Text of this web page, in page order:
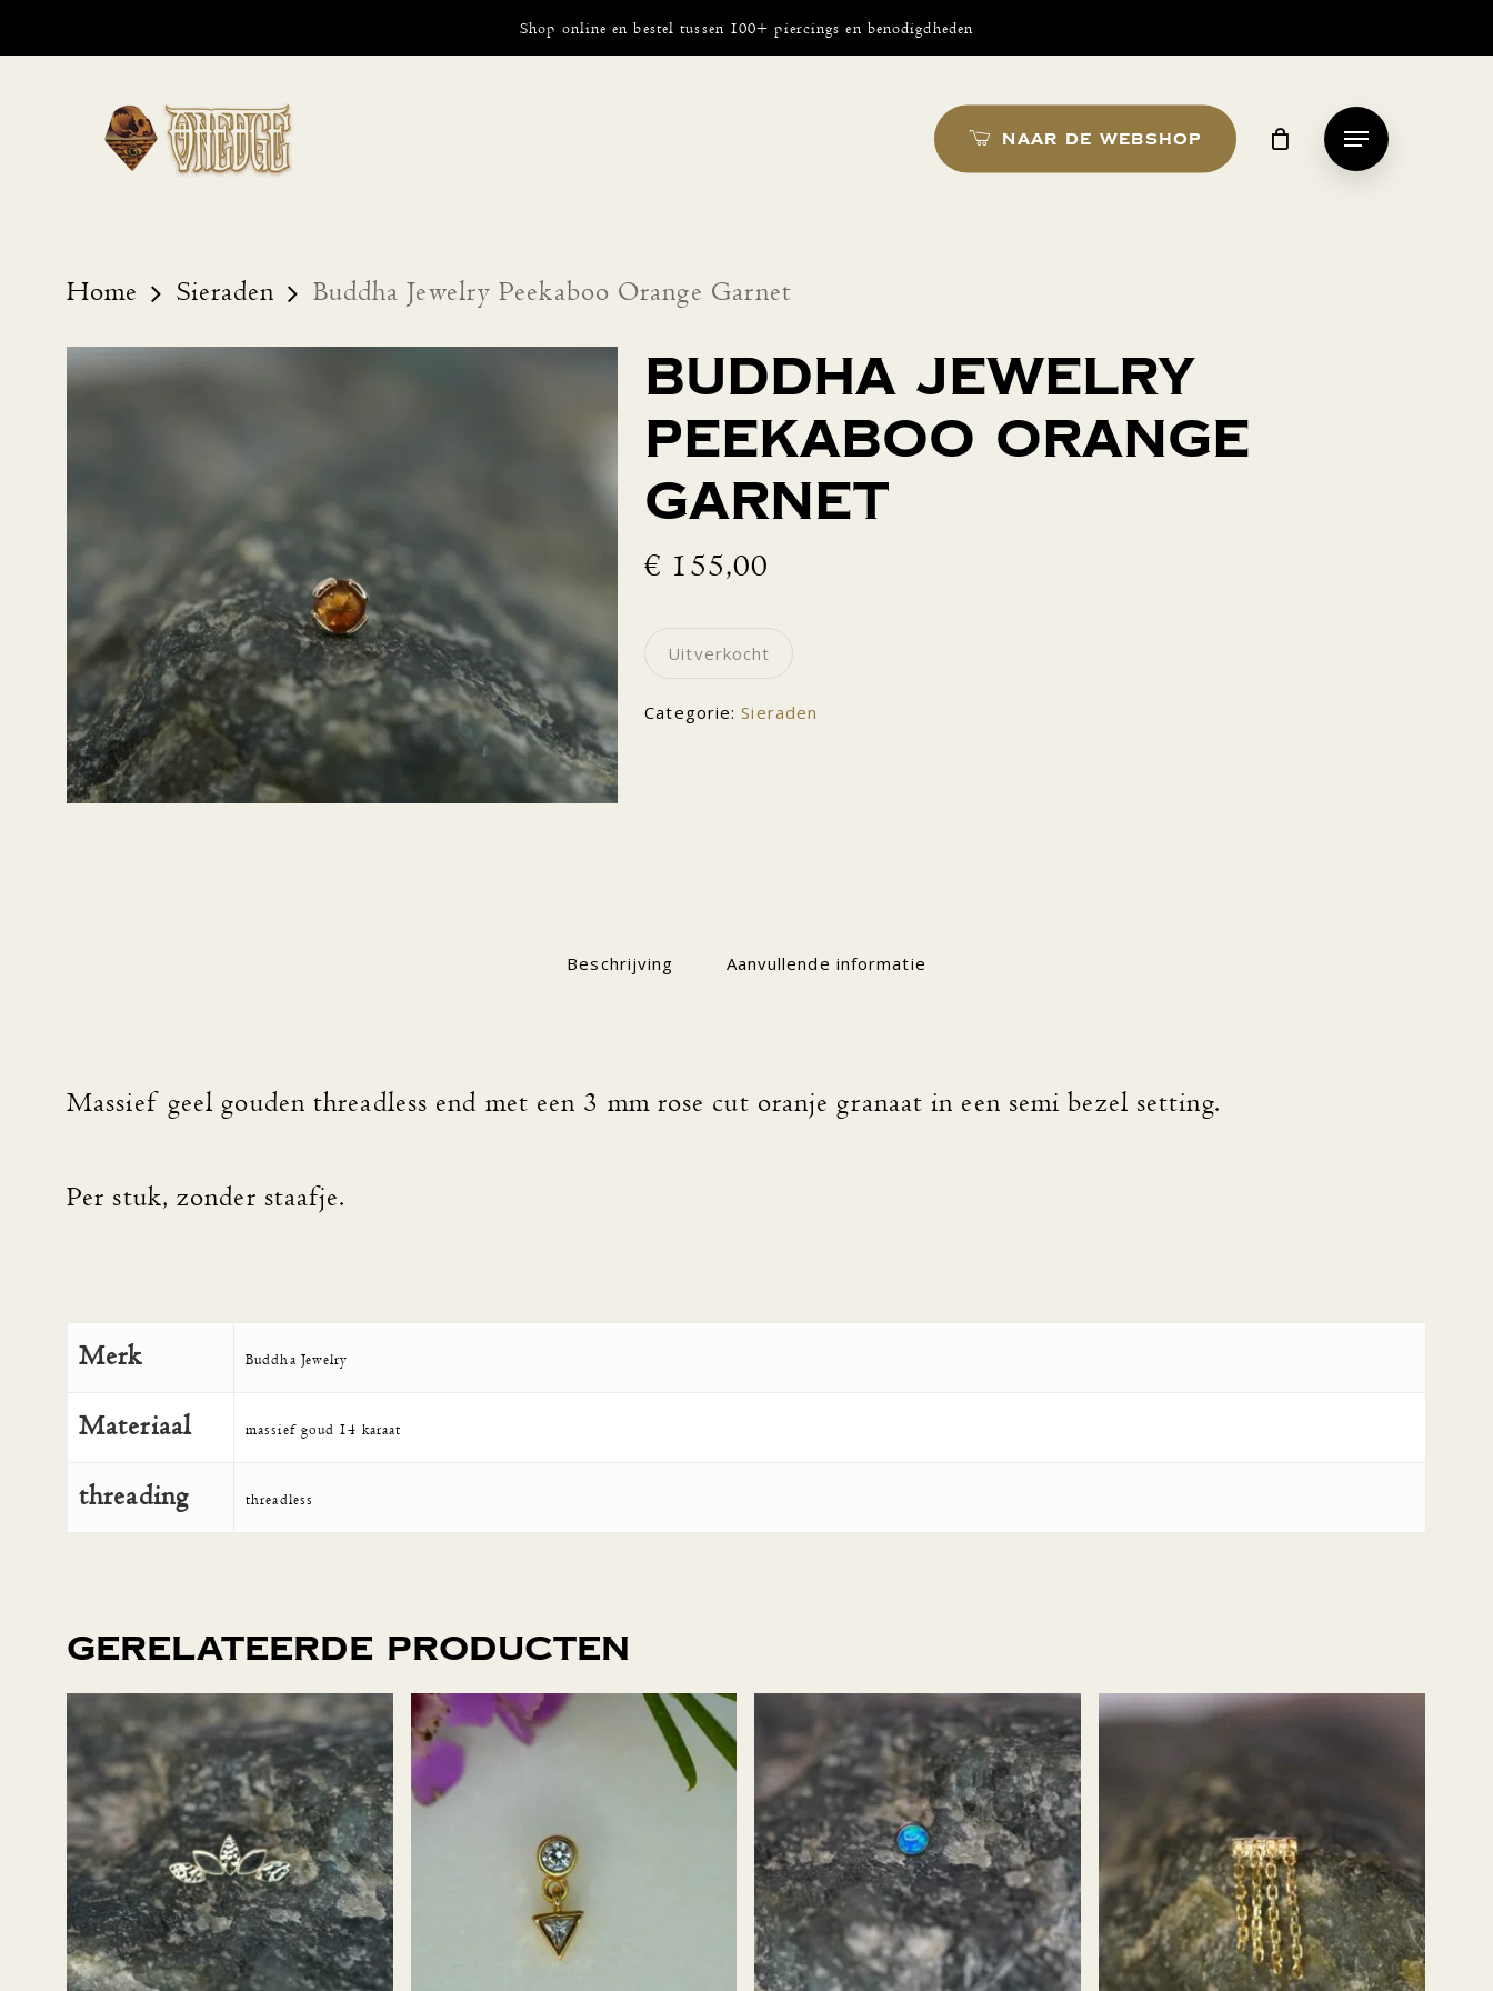
Shop online en bestel tussen 100+ piercings en benodigdheden
Naar de webshop Menu
Home Sieraden Buddha Jewelry Peekaboo Orange Garnet
Buddha Jewelry
Peekaboo Orange
Garnet
€ 155,00
Uitverkocht
Categorie:Sieraden
Beschrijving Aanvullende informatie
Massief geel gouden threadless end met een 3 mm rose cut oranje granaat in een semi bezel setting.
Per stuk, zonder staafje.
Merk Buddha Jewelry
Materiaal massief goud 14 karaat
threading threadless
Gerelateerde producten